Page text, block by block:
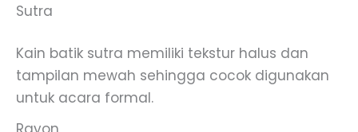
Sutra
Kain batik sutra memiliki tekstur halus dan
tampilan mewah sehingga cocok digunakan
untuk acara formal.